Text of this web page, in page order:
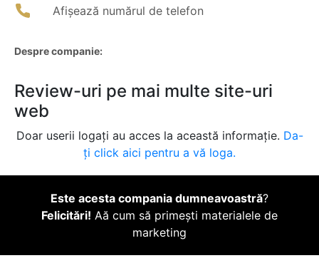
Afișează numărul de telefon
Despre companie:
Review-uri pe mai multe site-uri
web
Doar userii logați au acces la această informație. Da-
ți click aici pentru a vă loga.
Este acesta compania dumneavoastră?
Felicitări! Aă cum să primești materialele de
marketing